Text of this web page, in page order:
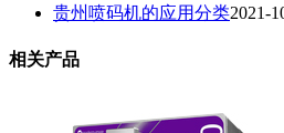
贵州喷码机的应用分类2021-
相关产品